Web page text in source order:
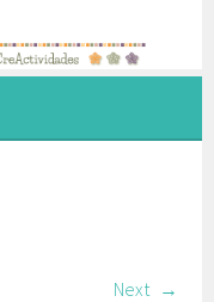
Next